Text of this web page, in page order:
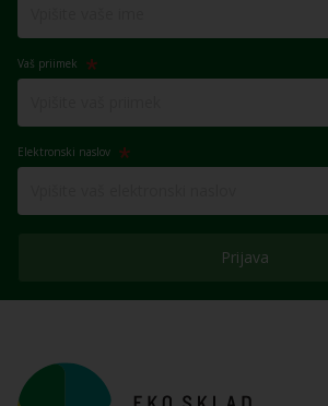
Vaš priimek
Elektronski naslov
Prijava